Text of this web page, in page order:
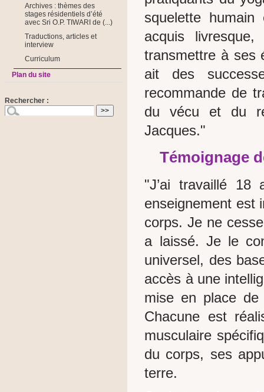
squelette
acquis
transmettre à ses
ait des
recommande de
du vécu et du
Jacques."
Témoignage
"J’ai travaillé 18
enseignement est
corps. Je ne
a laissé. Je le
universel, des
accès à une
mise en place de
Chacune est
musculaire
du corps, ses
terre.
Archives : thèmes des
stages résidentiels d’été
avec Sri O.P. TIWARI de (...)
Traductions, articles et
interview
Curriculum
Plan du site
Rechercher :